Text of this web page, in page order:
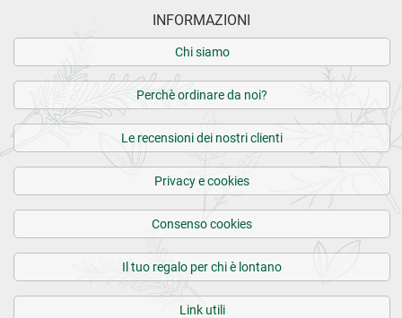
INFORMAZIONI
Chi siamo
Perchè ordinare da noi?
Le recensioni dei nostri clienti
Privacy e cookies
Consenso cookies
Il tuo regalo per chi è lontano
Link utili